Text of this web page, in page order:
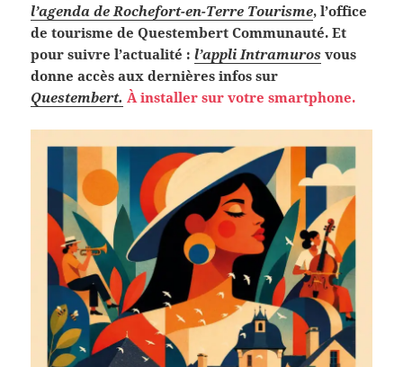
l’agenda de Rochefort-en-Terre Tourisme, l’office
de tourisme de Questembert Communauté. Et
pour suivre l’actualité :l’appli Intramuros vous
donne accès aux dernières infos sur
Questembert. À installer sur votre smartphone.